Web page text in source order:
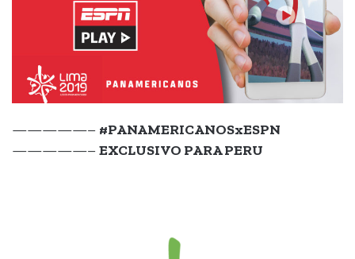
—————– #PANAMERICANOSxESPN
—————–EXCLUSIVO PARA PERU